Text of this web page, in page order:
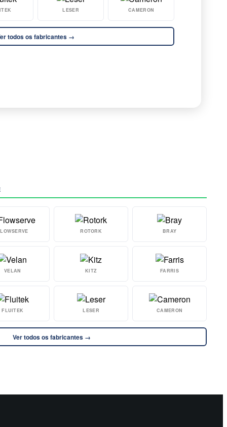
LESER CAMERON
todos os fabricantes →
ROTORK BRAY
VELAN KITZ FARRIS
FLUITEK LESER CAMERON
Ver todos os fabricantes →